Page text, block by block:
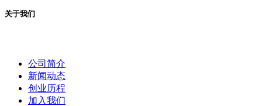
关于我们
公司简介
新闻动态
创业历程
加入我们